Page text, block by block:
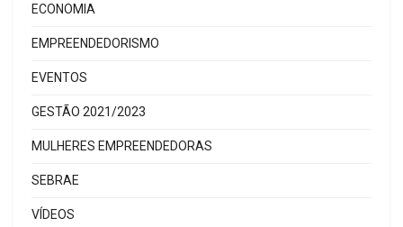
ECONOMIA
EMPREENDEDORISMO
EVENTOS
GESTÃO 2021/2023
MULHERES EMPREENDEDORAS
SEBRAE
VÍDEOS